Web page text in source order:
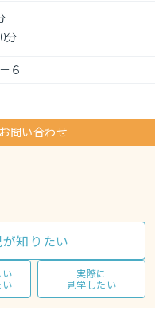
分
６
問い合わせ
知りたい
実際に
見学したい